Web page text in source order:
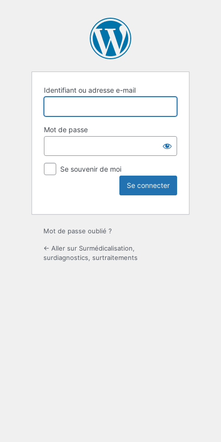
Identifiant ou adresse e-mail
Mot de passe
Se souvenir de moi
Mot de passe oublié ?
← Aller sur Surmédicalisation,
surdiagnostics, surtraitements